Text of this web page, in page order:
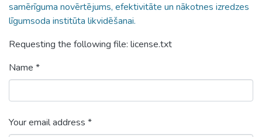
samērīguma novērtējums, efektivitāte un nākotnes izredzes
līgumsoda institūta likvidēšanai.
Requesting the following file: license.txt
Name *
Your email address *